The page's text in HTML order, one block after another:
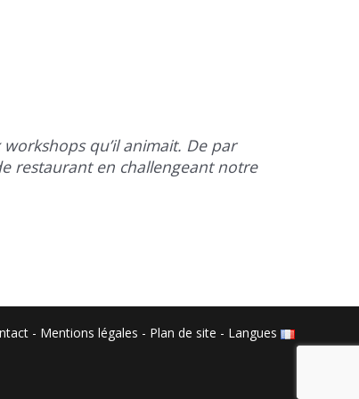
qu’il animait. De par
restaurant en challengeant notre
- Mentions légales - Plan de site - Langues